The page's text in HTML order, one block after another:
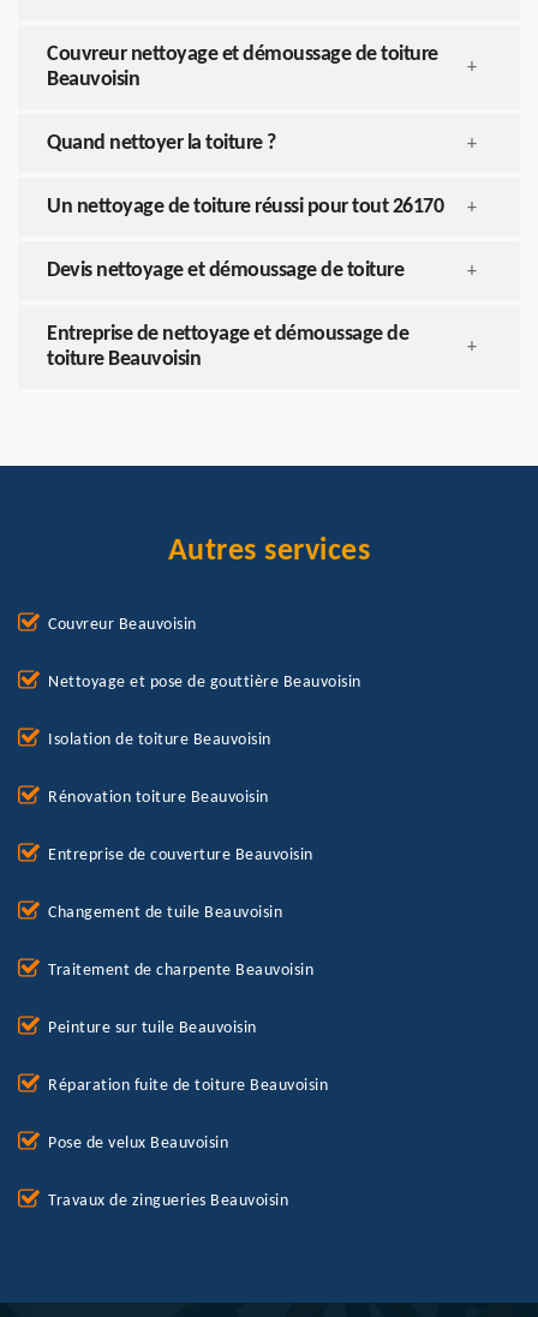
Couvreur nettoyage et démoussage de toiture
Beauvoisin
+
Quand nettoyer la toiture ? +
Un nettoyage de toiture réussi pour tout 26170 +
Devis nettoyage et démoussage de toiture +
Entreprise de nettoyage et démoussage de
toiture Beauvoisin
+
Autres services
Couvreur Beauvoisin
Nettoyage et pose de gouttière Beauvoisin
Isolation de toiture Beauvoisin
Rénovation toiture Beauvoisin
Entreprise de couverture Beauvoisin
Changement de tuile Beauvoisin
Traitement de charpente Beauvoisin
Peinture sur tuile Beauvoisin
Réparation fuite de toiture Beauvoisin
Pose de velux Beauvoisin
Travaux de zingueries Beauvoisin